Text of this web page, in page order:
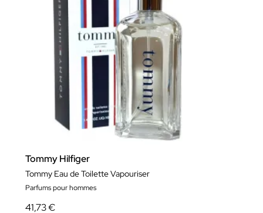
Tommy Hilfiger
Tommy Eau de Toilette Vapouriser
Parfums pour hommes
41,73 €